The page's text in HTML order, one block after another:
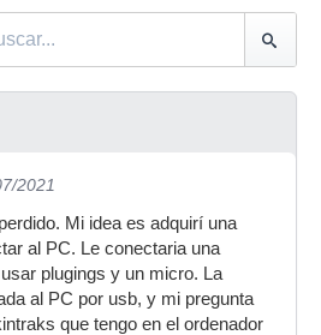
2021
Mi idea es adquirí una
al PC. Le conectaria una
plugings y un micro. La
al PC por usb, y mi pregunta
que tengo en el ordenador